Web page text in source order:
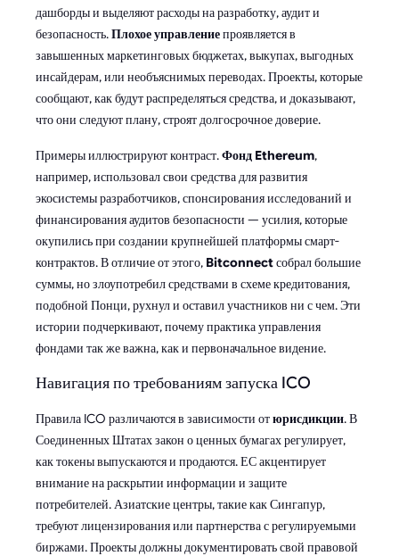
дашборды и выделяют расходы на разработку, аудит и
безопасность.Плохое управлениепроявляется в
завышенных маркетинговых бюджетах, выкупах, выгодных
инсайдерам, или необъяснимых переводах. Проекты, которые
сообщают, как будут распределяться средства, и доказывают,
что они следуют плану, строят долгосрочное доверие.
Примеры иллюстрируют контраст.Фонд Ethereum,
например, использовал свои средства для развития
экосистемы разработчиков, спонсирования исследований и
финансирования аудитов безопасности — усилия, которые
окупились при создании крупнейшей платформы смарт-
контрактов. В отличие от этого, Bitconnectсобрал большие
суммы, но злоупотребил средствами в схеме кредитования,
подобной Понци, рухнул и оставил участников ни с чем. Эти
истории подчеркивают, почему практика управления
фондами так же важна, как и первоначальное видение.
Навигация по требованиям запуска ICO
Правила ICO различаются в зависимости отюрисдикции. В
Соединенных Штатах закон о ценных бумагах регулирует,
как токены выпускаются и продаются. ЕС акцентирует
внимание на раскрытии информации и защите
потребителей. Азиатские центры, такие как Сингапур,
требуют лицензирования или партнерства с регулируемыми
биржами. Проекты должны документировать свой правовой